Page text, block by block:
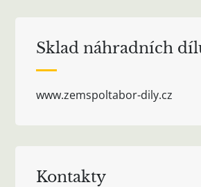
Sklad náhradních
www.zemspoltabor-dily.cz
Kontakty